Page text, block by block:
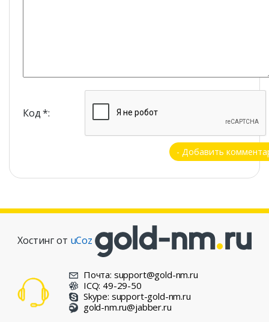
Код *:
Хостинг от uCoz
Почта: support@gold-nm.ru
ICQ: 49-29-50
Skype: support-gold-nm.ru
gold-nm.ru@jabber.ru